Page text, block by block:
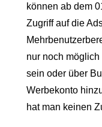
können ab dem
Zugriff auf die
nur noch
sein oder über
Werbekonto
hat man keinen